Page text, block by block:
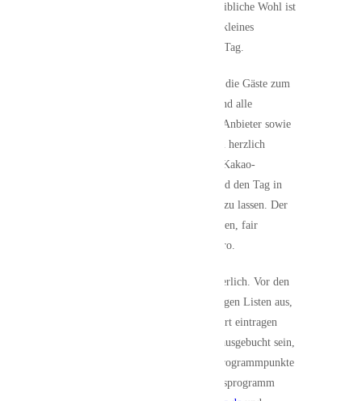
nachhaltige Lebensweise. Für das leibliche Wohl ist
ebenfalls bestens gesorgt. Auch ein kleines
Kinderprogramm gibt es an diesem Tag.
Ein besonderer Höhepunkt erwartet die Gäste zum
Abschluss des Tages: Um 16 Uhr sind alle
Teilnehmenden, Anbieterinnen und Anbieter sowie
Organisatorinnen und Organisatoren herzlich
eingeladen, bei einer gemeinsamen Kakao-
Zeremonie zusammenzukommen und den Tag in
entspannter Atmosphäre ausklingen zu lassen. Der
Unkostenbeitrag für den hochwertigen, fair
gehandelten Rohkakao beträgt 5 Euro.
Eine Voranmeldung ist nicht erforderlich. Vor den
jeweiligen Veranstaltungsräumen liegen Listen aus,
in die sich Interessierte direkt vor Ort eintragen
können. Sollte ein Angebot bereits ausgebucht sein,
stehen zeitgleich mehrere weitere Programmpunkte
zur Auswahl. Das vollständige Tagesprogramm